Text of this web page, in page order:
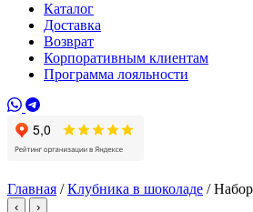
Каталог
Доставка
Возврат
Корпоративным клиентам
Программа лояльности
Главная /Клубника в шоколаде /
‹ ›